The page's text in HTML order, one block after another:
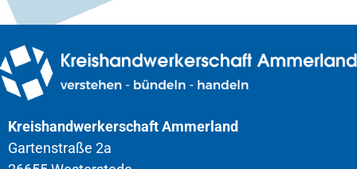
Kreishandwerkerschaft Ammerland
Gartenstraße 2a